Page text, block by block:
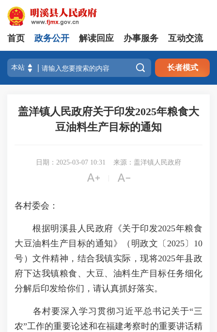
首页 政务公开 解读回应 办事服务 互动交流
 长者模式
盖洋镇人民政府关于印发2025年粮食大
豆油料生产目标的通知
日期：2025-03-07 10:31 来源：盖洋镇人民政府
 
各村委会：
根据明溪县人民政府《关于印发2025年粮食
大豆油料生产目标的通知》（明政文〔2025〕10
号）文件精神，结合我镇实际，现将2025年县政
府下达我镇粮食、大豆、油料生产目标任务细化
分解后印发给你们，请认真抓好落实。
各村要深入学习贯彻习近平总书记关于“三
农”工作的重要论述和在福建考察时的重要讲话精